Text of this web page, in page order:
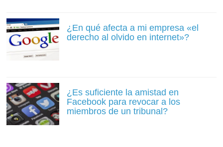
¿En qué afecta a mi empresa «el
derecho al olvido en internet»?
¿Es suficiente la amistad en
Facebook para revocar a los
miembros de un tribunal?